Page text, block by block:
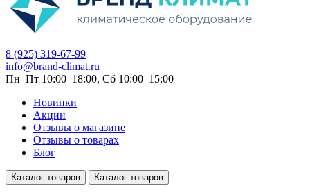
8 (925) 319-67-99
info@brand-climat.ru
Пн–Пт 10:00–18:00, Сб 10:00–15:00
Новинки
Акции
Отзывы о магазине
Отзывы о товарах
Блог
Каталог товаров Каталог товаров